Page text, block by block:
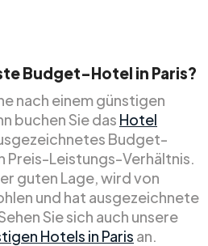
Budget-Hotel in Paris?
nach einem günstigen
buchen Sie das Hotel
Budget-
Preis-Leistungs-Verhältnis.
guten Lage, wird von
und hat ausgezeichnete
Sie sich auch unsere
Hotels in Paris an.